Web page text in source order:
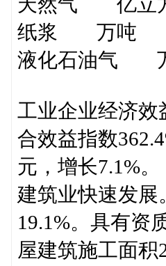
纸浆 万吨
液化石油
工业企业经济效
合效益指数
元，增长7.1%。
建筑业快速发展
19.1%。具有资
屋建筑施工面积